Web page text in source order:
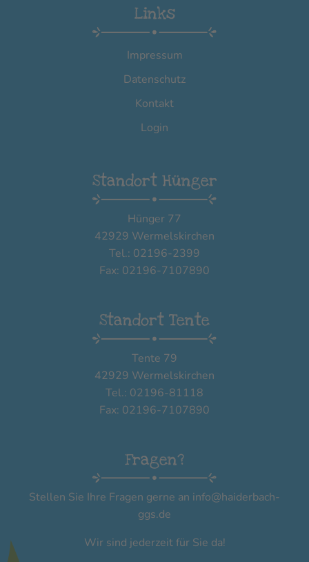
Links
Impressum
Datenschutz
Kontakt
Login
Standort Hünger
Hünger 77
42929 Wermelskirchen
Tel.: 02196-2399
Fax: 02196-7107890
Standort Tente
Tente 79
42929 Wermelskirchen
Tel.: 02196-81118
Fax: 02196-7107890
Fragen?
Stellen Sie Ihre Fragen gerne an info@haiderbach-
ggs.de
Wir sind jederzeit für Sie da!